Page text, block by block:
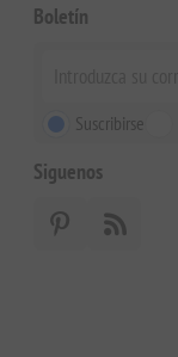
Boletín
Suscribirse
Siguenos